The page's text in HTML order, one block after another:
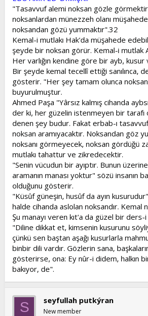
"Tasavvuf alemi noksan gözle
noksanlardan münezzeh olanı
noksandan gözü yummaktır".32
Kemal-i mutlakı Hak'da müşahede
şeyde bir noksan görür. Kemal-i mutlak
Her varlığın kendine göre bir ayb, kusur
Bir şeyde kemal tecellî ettiği sanılınca,
gösterir. "Her şey tamam olunca
buyurulmuştur.
Ahmed Paşa "Yârsız kalmış cihanda
der ki, her güzelin istenmeyen bir tarafı
denen şey budur. Fakat erbab-ı
noksan aramıyacaktır. Noksandan göz
noksanı görmeyecek, noksan gördüğü
mutlakı tahattur ve zikredecektir.
"Senin vücudun bir ayıptır. Bunun
aramanın manası yoktur" sözü insanın
olduğunu gösterir.
"Küsûf güneşin, husûf da ayın
halde cihanda aslolan noksandır. Kemal
Şu manayı veren kıt'a da güzel bir
"Diline dikkat et, kimsenin kusurunu
çünkü sen baştan aşağı kusurlarla
binbir dili vardır. Gözlerin sana,
gösterirse, ona: Ey nûr-i didem, halkın
bakıyor, de".
S seyfullah putkýran
New member